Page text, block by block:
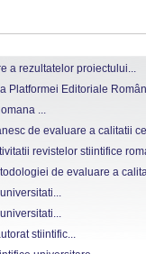
a rezultatelor proiectului...
Platformei Editoriale
...
de evaluare a calitatii
revistelor stiintifice
de evaluare a
stiintific...